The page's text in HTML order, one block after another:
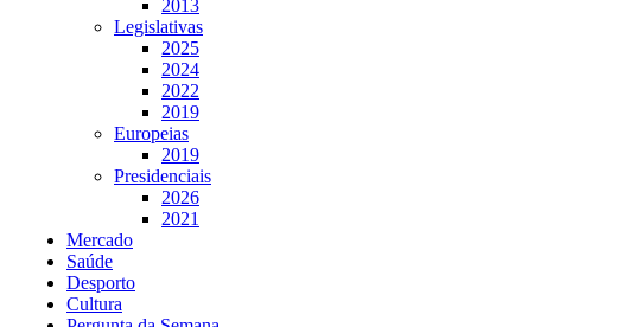
2013
Legislativas
2025
2024
2022
2019
Europeias
2019
Presidenciais
2026
2021
Mercado
Saúde
Desporto
Cultura